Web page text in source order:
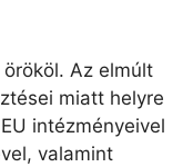
Az elmúlt
miatt helyre
intézményeivel
valamint